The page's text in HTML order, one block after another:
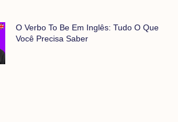
O Verbo To Be Em Inglês: Tudo O Que
Você Precisa Saber